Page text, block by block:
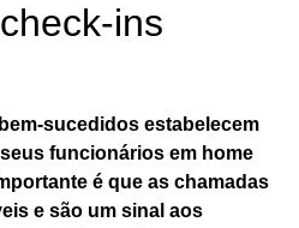
ins
sucedidos estabelecem
funcionários em home
é que as chamadas
e são um sinal aos